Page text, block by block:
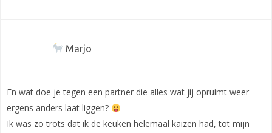
Marjo
En wat doe je tegen een partner die alles wat jij opruimt weer
ergens anders laat liggen?
Ik was zo trots dat ik de keuken helemaal kaizen had, tot mijn